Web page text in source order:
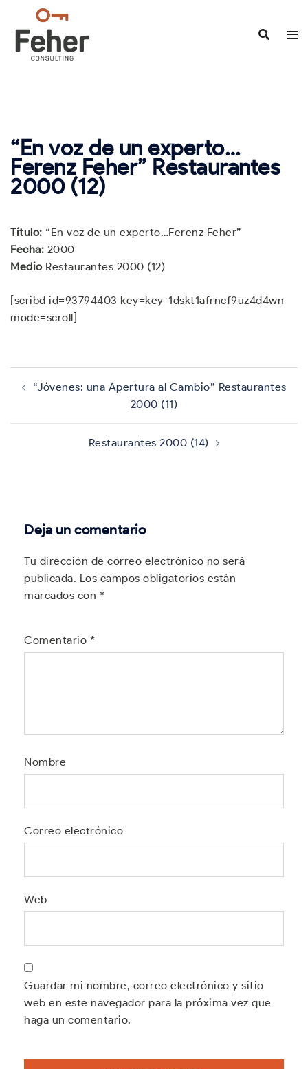
contenido
“En voz de un experto…
Ferenz Feher” Restaurantes
2000 (12)
Título: “En voz de un experto…Ferenz Feher”
Fecha: 2000
MedioRestaurantes 2000 (12)
[scribd id=93794403 key=key-1dskt1afrncf9uz4d4wn
mode=scroll]
Navegación
de “Jóvenes: una Apertura al Cambio” Restaurantes
2000 (11)
Restaurantes 2000 (14)
Deja un comentario
Tu dirección de correo electrónico no será
publicada. Los campos obligatorios están
marcados con *
Comentario *
Nombre
Correo electrónico
Web
Guardar mi nombre, correo electrónico y sitio
web en este navegador para la próxima vez que
haga un comentario.